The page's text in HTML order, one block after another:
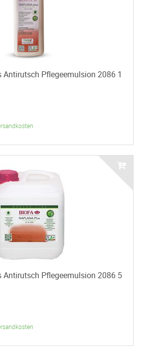
Pflegeemulsion 2086 1
Antirutsch Pflegeemulsion 2086 5